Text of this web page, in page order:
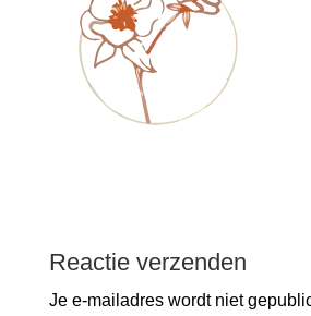
Reactie verzenden
Je e-mailadres wordt niet